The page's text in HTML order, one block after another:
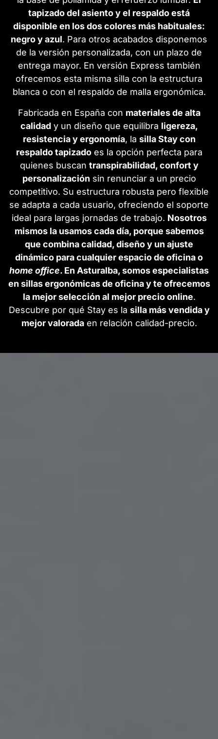
tapizado del asiento y el respaldo está
disponible en los dos colores más habituales:
negro y azul. Para otros acabados disponemos
de la versión personalizada, con un plazo de
entrega mayor. En versión Express también
ofrecemos esta misma silla con la estructura
blanca o con el respaldo de malla ergonómica.
Fabricada en España con materiales de alta
calidady un diseño que equilibra ligereza,
resistencia y ergonomía, la silla Stay con
respaldo tapizadoes la opción perfecta para
quienes buscan transpirabilidad, confort y
personalización sin renunciar a un precio
competitivo. Su estructura robusta pero flexible
se adapta a cada usuario, ofreciendo el soporte
ideal para largas jornadas de trabajo. Nosotros
mismos la usamos cada día, porque sabemos
que combina calidad, diseño y un ajuste
dinámico para cualquier espacio de oficina o
home office. En Asturalba, somos especialistas
en sillas ergonómicas de oficina y te ofrecemos
la mejor selección al mejor precio online.
Descubre por qué Stay es la silla más vendida y
mejor valoradaen relación calidad-precio.